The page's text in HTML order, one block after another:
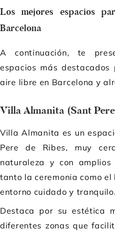
Los mejores espacios
Barcelona
A continuación, te
espacios más
aire libre en Barcelona y
Villa Almanita (Sant
Villa Almanita es un
Pere de Ribes, muy
naturaleza y con
tanto la ceremonia como
entorno cuidado y tranquilo.
Destaca por su estética
diferentes zonas que